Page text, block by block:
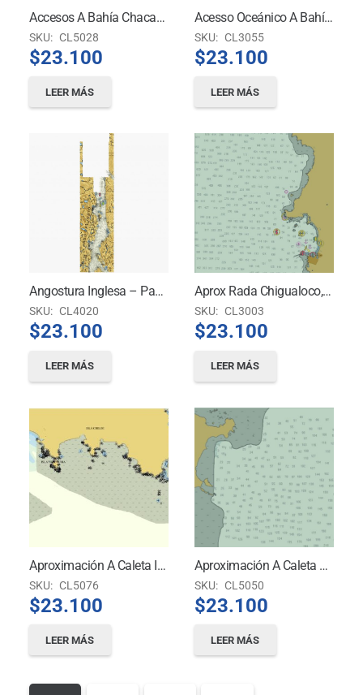
Accesos A Bahía Chacabuco
SKU: CL5028
$23.100
LEER MÁS
Acesso Oceánico A Bahía Cook
SKU: CL3055
$23.100
LEER MÁS
Angostura Inglesa – Paso Del Indio
SKU: CL4020
$23.100
LEER MÁS
Aprox Rada Chigualoco, Bahía Conchalí Y Puerto Los Vilos
SKU: CL3003
$23.100
LEER MÁS
Aproximación A Caleta Inio. De Canal San Pedro A Canal Quilán
SKU: CL5076
$23.100
LEER MÁS
Aproximación A Caleta Michilla
SKU: CL5050
$23.100
LEER MÁS